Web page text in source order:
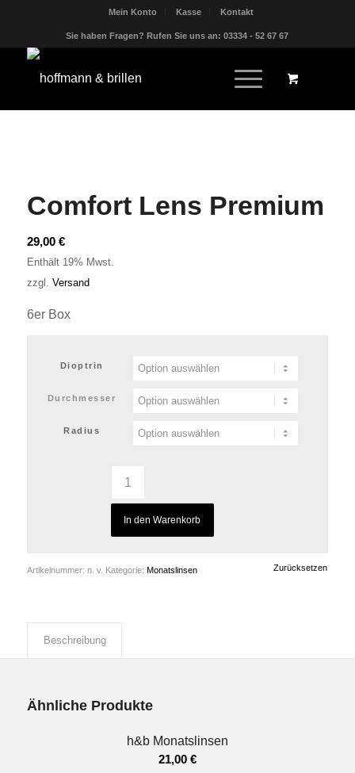
Mein Konto Kasse Kontakt
Sie haben Fragen? Rufen Sie uns an: 03334 - 52 67 67
Comfort Lens Premium
29,00 €
Enthält 19% Mwst.
zzgl. Versand
6er Box
Dioptrin
Durchmesser
Radius
Zurücksetzen
In den Warenkorb
Artikelnummer: n. v. Kategorie: Monatslinsen
Beschreibung
Ähnliche Produkte
h&b Monatslinsen
21,00 €